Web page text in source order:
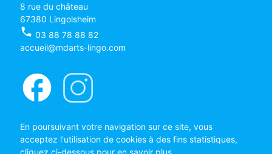
8 rue du château
67380 Lingolsheim
phone 03 88 78 88 82
accueil@mdarts-lingo.com
facebook
En poursuivant votre navigation sur ce site, vous
acceptez l'utilisation de cookies à des fins statistiques,